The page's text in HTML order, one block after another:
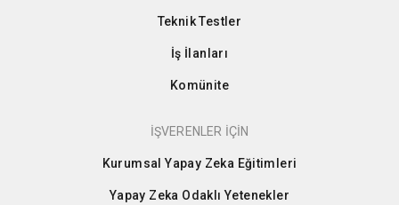
Teknik Testler
İş İlanları
Komünite
İŞVERENLER İÇİN
Kurumsal Yapay Zeka Eğitimleri
Yapay Zeka Odaklı Yetenekler